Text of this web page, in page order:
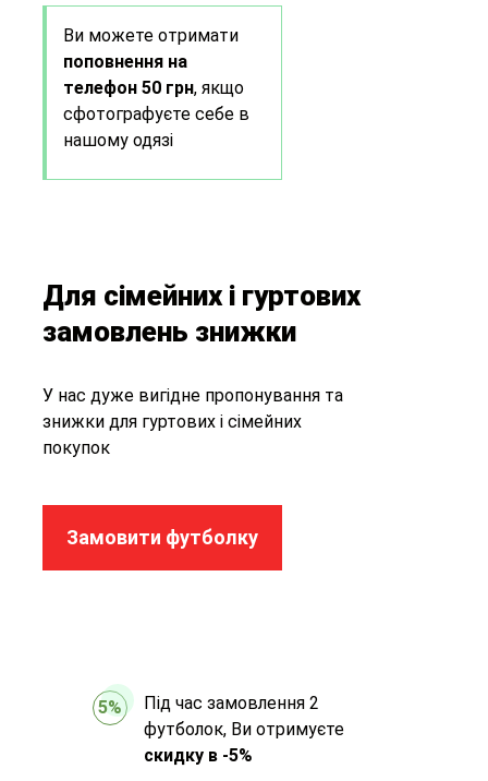
Ви можете отримати
поповнення на
телефон 50 грн, якщо
сфотографуєте себе в
нашому одязі
Для сімейних і гуртових
замовлень знижки
У нас дуже вигідне пропонування та
знижки для гуртових і сімейних
покупок
Замовити футболку
5%
Під час замовлення 2
футболок, Ви отримуєте
скидку в -5%